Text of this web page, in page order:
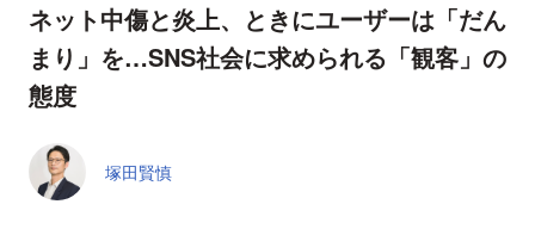
ネット中傷と炎上、ときにユーザーは「だん
まり」を…SNS社会に求められる「観客」の
態度
塚田賢慎